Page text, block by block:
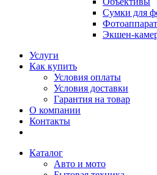
Сумки для
Экшен-
Услуги
Как купить
Условия оплаты
Условия доставки
Гарантия на товар
О компании
Контакты
Каталог
Авто и мото